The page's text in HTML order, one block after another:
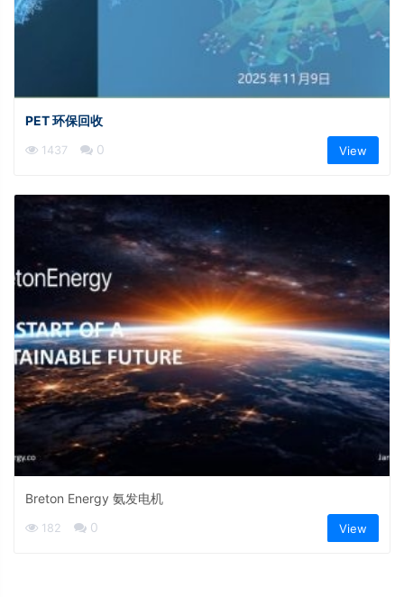
PET 环保回收
1437 0 View
Breton Energy 氨发电机
182 0 View